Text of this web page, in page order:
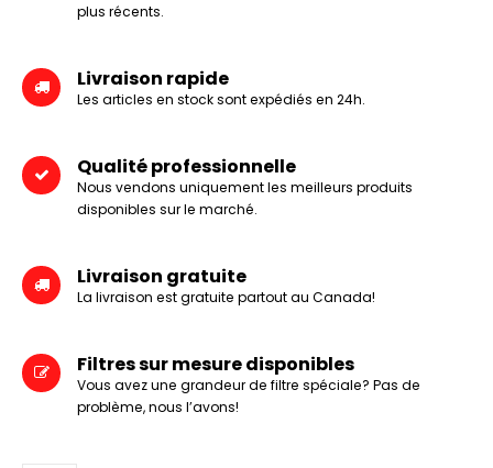
plus récents.
Livraison rapide
Les articles en stock sont expédiés en 24h.
Qualité professionnelle
Nous vendons uniquement les meilleurs produits
disponibles sur le marché.
Livraison gratuite
La livraison est gratuite partout au Canada!
Filtres sur mesure disponibles
Vous avez une grandeur de filtre spéciale? Pas de
problème, nous l’avons!